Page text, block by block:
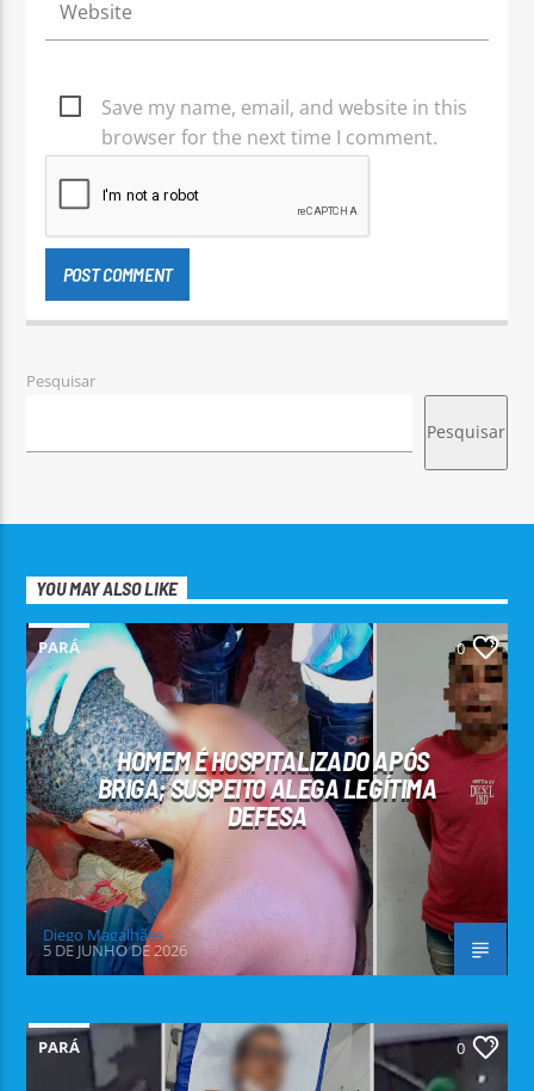
Save my name, email, and website in this
browser for the next time I comment.
Pesquisar
Pesquisar
YOU MAY ALSO LIKE
PARÁ 0
HOMEM É HOSPITALIZADO APÓS
BRIGA; SUSPEITO ALEGA LEGÍTIMA
DEFESA
Diego Magalhães
5 DE JUNHO DE 2026
PARÁ 0